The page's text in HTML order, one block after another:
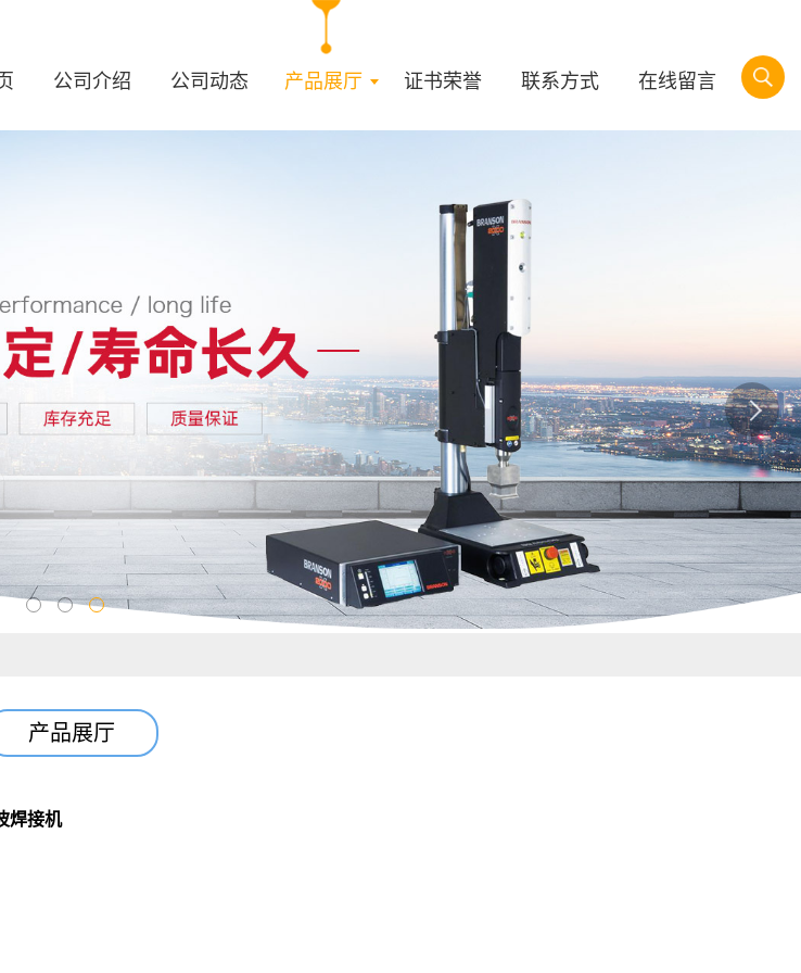
公司介绍 公司动态 产品展厅 证书荣誉 联系方式 在线留言
产品展厅
焊接机